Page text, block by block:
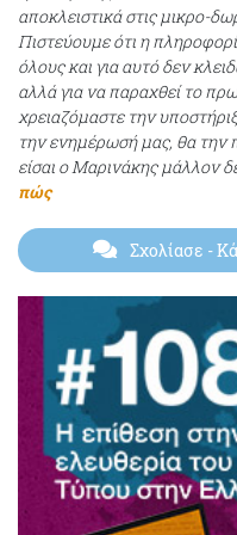
αποκλειστικά στις μικρο-
Πιστεύουμε ότι η
όλους και για αυτό δεν
αλλά για να παραχθεί το
χρειαζόμαστε την
την ενημέρωσή μας, θα την
είσαι ο Μαρινάκης μάλλον
πώς
Σχολίασε -